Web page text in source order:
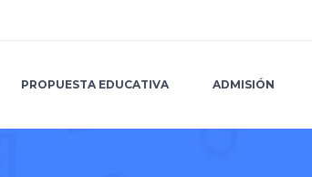
PROPUESTA EDUCATIVA ADMISIÓN